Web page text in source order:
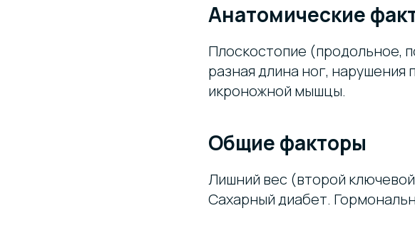
Анатомические
Плоскостопие (продольное,
разная длина ног, нарушения
икроножной мышцы.
Общие факторы
Лишний вес (второй
Сахарный диабет.